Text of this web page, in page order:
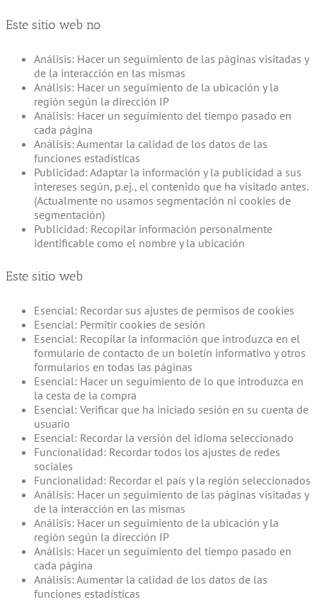
Este sitio web no
Análisis: Hacer un seguimiento de las páginas visitadas y
de la interacción en las mismas
Análisis: Hacer un seguimiento de la ubicación y la
región según la dirección IP
Análisis: Hacer un seguimiento del tiempo pasado en
cada página
Análisis: Aumentar la calidad de los datos de las
funciones estadísticas
Publicidad: Adaptar la información y la publicidad a sus
intereses según, p.ej., el contenido que ha visitado antes.
(Actualmente no usamos segmentación ni cookies de
segmentación)
Publicidad: Recopilar información personalmente
identificable como el nombre y la ubicación
Este sitio web
Esencial: Recordar sus ajustes de permisos de cookies
Esencial: Permitir cookies de sesión
Esencial: Recopilar la información que introduzca en el
formulario de contacto de un boletín informativo y otros
formularios en todas las páginas
Esencial: Hacer un seguimiento de lo que introduzca en
la cesta de la compra
Esencial: Verificar que ha iniciado sesión en su cuenta de
usuario
Esencial: Recordar la versión del idioma seleccionado
Funcionalidad: Recordar todos los ajustes de redes
sociales
Funcionalidad: Recordar el país y la región seleccionados
Análisis: Hacer un seguimiento de las páginas visitadas y
de la interacción en las mismas
Análisis: Hacer un seguimiento de la ubicación y la
región según la dirección IP
Análisis: Hacer un seguimiento del tiempo pasado en
cada página
Análisis: Aumentar la calidad de los datos de las
funciones estadísticas